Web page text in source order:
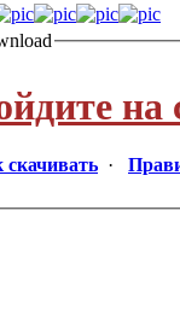
на
скачивать ·